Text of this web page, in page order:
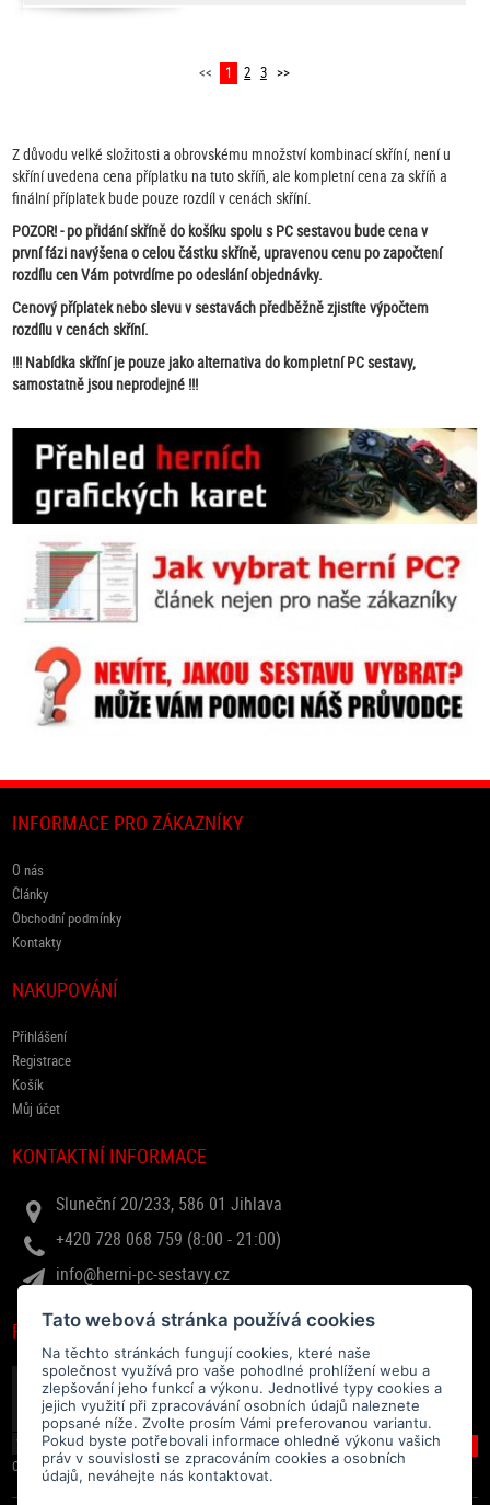
Z důvodu velké složitosti a obrovskému množství kombinací skříní, není u
skříní uvedena cena příplatku na tuto skříň, ale kompletní cena za skříň a
finální příplatek bude pouze rozdíl v cenách skříní.
POZOR! - po přidání skříně do košíku spolu s PC sestavou bude cena v
první fázi navýšena o celou částku skříně, upravenou cenu po započtení
rozdílu cen Vám potvrdíme po odeslání objednávky.
Cenový příplatek nebo slevuv sestavách předběžnězjistíte výpočtem
rozdílu v cenách skříní.
!!! Nabídka skříní je pouze jako alternativa do kompletní PC sestavy,
samostatně jsou neprodejné !!!
<< 1 2 3 >>
INFORMACE PRO ZÁKAZNÍKY
O nás
Články
Obchodní podmínky
Kontakty
NAKUPOVÁNÍ
Přihlášení
Registrace
Košík
Můj účet
KONTAKTNÍ INFORMACE
Sluneční 20/233, 586 01 Jihlava
+420 728 068 759 (8:00 - 21:00)
info@herni-pc-sestavy.cz
RYCHLÝ DOTAZ
Odesláním souhlasíte sezpracováním osobních údajů.
Tato webová stránka používá cookies
Na těchto stránkách fungují cookies, které naše
společnost využívá pro vaše pohodlné prohlížení webu a
zlepšování jeho funkcí a výkonu. Jednotlivé typy cookies a
jejich využití při zpracovávání osobních údajů naleznete
popsané níže. Zvolte prosím Vámi preferovanou variantu.
Pokud byste potřebovali informace ohledně výkonu vašich
práv v souvislosti se zpracováním cookies a osobních
údajů, neváhejte nás kontaktovat.